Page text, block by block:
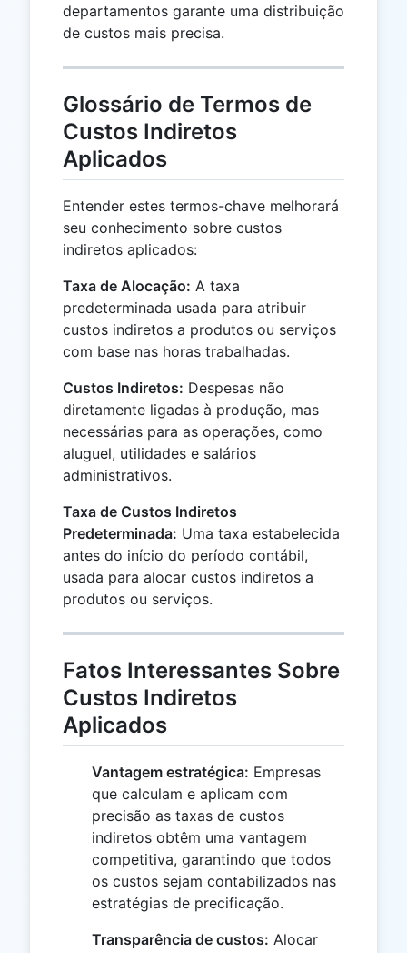
departamentos garante uma distribuição
de custos mais precisa.
Glossário de Termos de
Custos Indiretos
Aplicados
Entender estes termos-chave melhorará
seu conhecimento sobre custos
indiretos aplicados:
Taxa de Alocação: A taxa
predeterminada usada para atribuir
custos indiretos a produtos ou serviços
com base nas horas trabalhadas.
Custos Indiretos: Despesas não
diretamente ligadas à produção, mas
necessárias para as operações, como
aluguel, utilidades e salários
administrativos.
Taxa de Custos Indiretos
Predeterminada: Uma taxa estabelecida
antes do início do período contábil,
usada para alocar custos indiretos a
produtos ou serviços.
Fatos Interessantes Sobre
Custos Indiretos
Aplicados
Vantagem estratégica: Empresas
que calculam e aplicam com
precisão as taxas de custos
indiretos obtêm uma vantagem
competitiva, garantindo que todos
os custos sejam contabilizados nas
estratégias de precificação.
Transparência de custos: Alocar